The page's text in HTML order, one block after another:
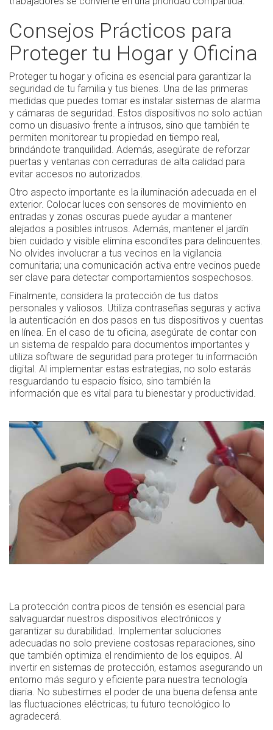
Consejos Prácticos para
Proteger tu Hogar y Oficina
Proteger tu hogar y oficina es esencial para garantizar la
seguridad de tu familia y tus bienes. Una de las primeras
medidas que puedes tomar es instalar sistemas de alarma
y cámaras de seguridad. Estos dispositivos no solo actúan
como un disuasivo frente a intrusos, sino que también te
permiten monitorear tu propiedad en tiempo real,
brindándote tranquilidad. Además, asegúrate de reforzar
puertas y ventanas con cerraduras de alta calidad para
evitar accesos no autorizados.
Otro aspecto importante es la iluminación adecuada en el
exterior. Colocar luces con sensores de movimiento en
entradas y zonas oscuras puede ayudar a mantener
alejados a posibles intrusos. Además, mantener el jardín
bien cuidado y visible elimina escondites para delincuentes.
No olvides involucrar a tus vecinos en la vigilancia
comunitaria; una comunicación activa entre vecinos puede
ser clave para detectar comportamientos sospechosos.
Finalmente, considera la protección de tus datos
personales y valiosos. Utiliza contraseñas seguras y activa
la autenticación en dos pasos en tus dispositivos y cuentas
en línea. En el caso de tu oficina, asegúrate de contar con
un sistema de respaldo para documentos importantes y
utiliza software de seguridad para proteger tu información
digital. Al implementar estas estrategias, no solo estarás
resguardando tu espacio físico, sino también la
información que es vital para tu bienestar y productividad.
La protección contra picos de tensión es esencial para
salvaguardar nuestros dispositivos electrónicos y
garantizar su durabilidad. Implementar soluciones
adecuadas no solo previene costosas reparaciones, sino
que también optimiza el rendimiento de los equipos. Al
invertir en sistemas de protección, estamos asegurando un
entorno más seguro y eficiente para nuestra tecnología
diaria. No subestimes el poder de una buena defensa ante
las fluctuaciones eléctricas; tu futuro tecnológico lo
agradecerá.